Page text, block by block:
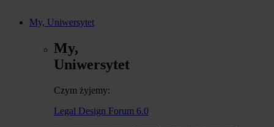
My, Uniwersytet
My,
Uniwersytet
Czym żyjemy:
Legal Design Forum 6.0